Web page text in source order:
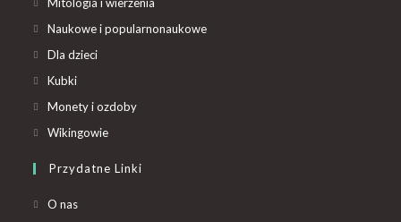
Mitologia i wierzenia
Naukowe i popularnonaukowe
Dla dzieci
Kubki
Monety i ozdoby
Wikingowie
Przydatne Linki
O nas